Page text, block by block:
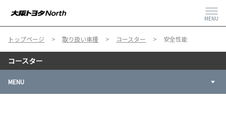
MENU
トップページ 取り扱い車種 コースター 安全性能
コースター
MENU